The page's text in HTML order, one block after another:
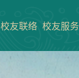
校友联络 校友服务